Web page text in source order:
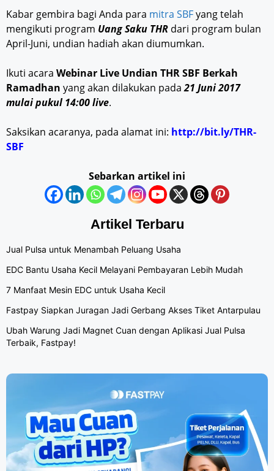
Kabar gembira bagi Anda para mitra SBFyang telah
mengikuti program Uang Saku THR dari program bulan
April-Juni, undian hadiah akan diumumkan.
Ikuti acara Webinar Live Undian THR SBF Berkah
Ramadhan yang akan dilakukan pada21 Juni 2017
mulai pukul 14:00 live.
Saksikan acaranya, pada alamat ini: http://bit.ly/THR-
SBF
Sebarkan artikel ini
Artikel Terbaru
Jual Pulsa untuk Menambah Peluang Usaha
EDC Bantu Usaha Kecil Melayani Pembayaran Lebih Mudah
7 Manfaat Mesin EDC untuk Usaha Kecil
Fastpay Siapkan Juragan Jadi Gerbang Akses Tiket Antarpulau
Ubah Warung Jadi Magnet Cuan dengan Aplikasi Jual Pulsa
Terbaik, Fastpay!